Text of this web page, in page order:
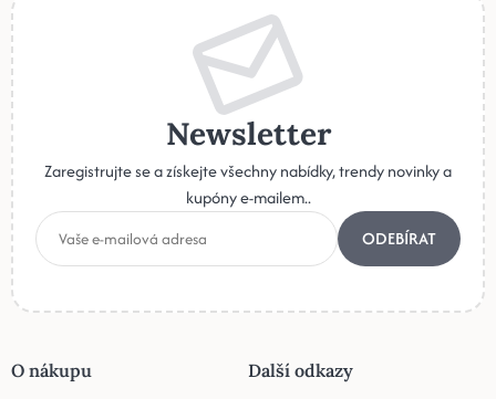
Newsletter
Zaregistrujte se a získejte všechny nabídky, trendy novinky a
kupóny e-mailem..
ODEBÍRAT
O nákupu Další odkazy